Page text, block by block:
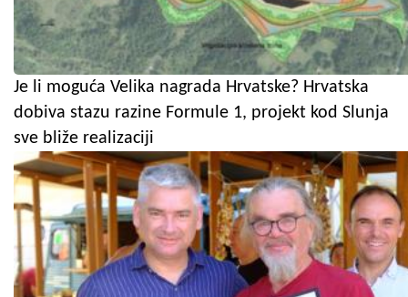
Je li moguća Velika nagrada Hrvatske? Hrvatska
dobiva stazu razine Formule 1, projekt kod Slunja
sve bliže realizaciji